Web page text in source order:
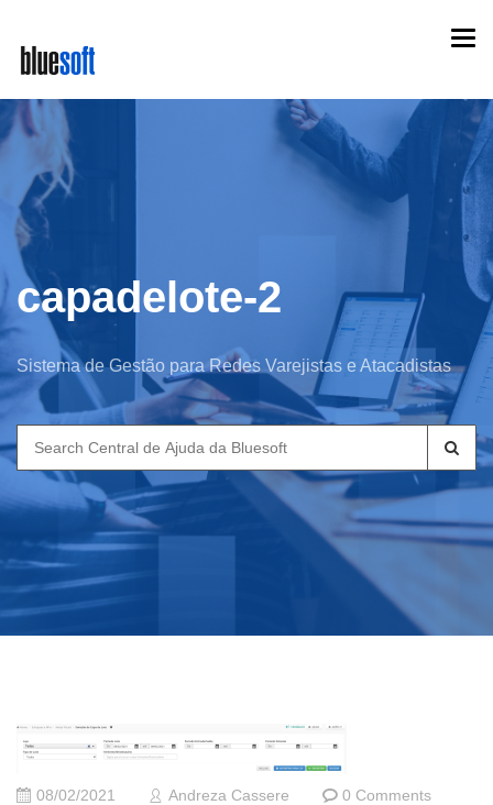
main
content
capadelote-2
Sistema de Gestão para Redes Varejistas e Atacadistas
Search
for:
08/02/2021 Andreza Cassere 0 Comments